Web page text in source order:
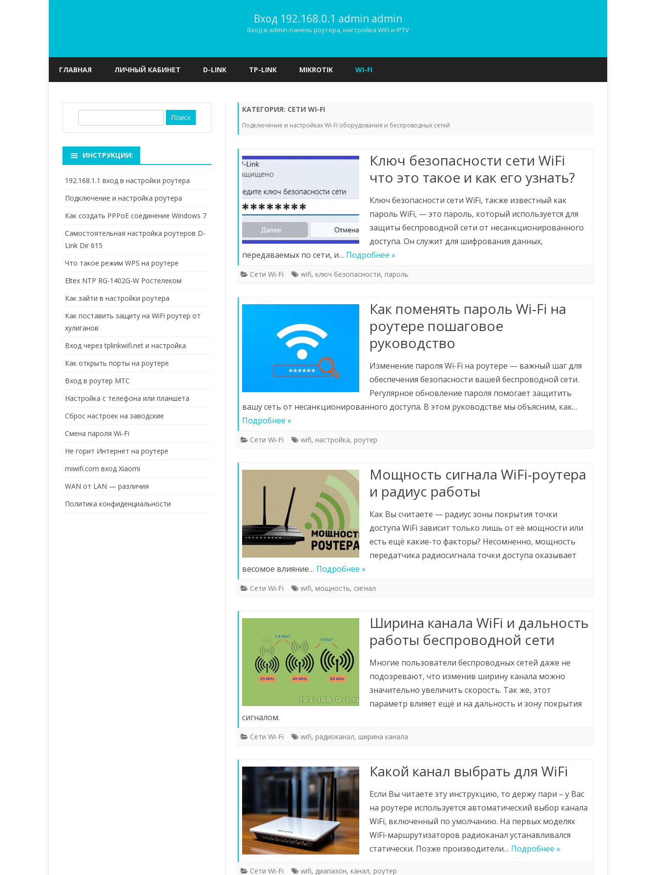
Вход 192.168.0.1 admin admin
Вход в admin-панель роутера, настройка WiFi и IPTV
ГЛАВНАЯ ЛИЧНЫЙ КАБИНЕТ D-LINK TP-LINK MIKROTIK WI-FI
КАТЕГОРИЯ: СЕТИ WI-FI
Подключение и настройках Wi-Fi оборудования и беспроводных сетей
Ключ безопасности сети WiFi
что это такое и как его узнать?
Ключ безопасности сети WiFi, также известный как
пароль WiFi, — это пароль, который используется для
защиты беспроводной сети от несанкционированного
доступа. Он служит для шифрования данных,
передаваемых по сети, и… Подробнее »
Сети Wi-Fi wifi, ключ безопасности, пароль
Как поменять пароль Wi-Fi на
роутере пошаговое
руководство
Изменение пароля Wi-Fi на роутере — важный шаг для
обеспечения безопасности вашей беспроводной сети.
Регулярное обновление пароля помогает защитить
вашу сеть от несанкционированного доступа. В этом руководстве мы объясним, как…
Подробнее »
Сети Wi-Fi wifi, настройка, роутер
Мощность сигнала WiFi-роутера
и радиус работы
Как Вы считаете — радиус зоны покрытия точки
доступа WiFi зависит только лишь от её мощности или
есть ещё какие-то факторы? Несомненно, мощность
передатчика радиосигнала точки доступа оказывает
весомое влияние… Подробнее »
Сети Wi-Fi wifi, мощность, сигнал
Ширина канала WiFi и дальность
работы беспроводной сети
Многие пользователи беспроводных сетей даже не
подозревают, что изменив ширину канала можно
значительно увеличить скорость. Так же, этот
параметр влияет ещё и на дальность и зону покрытия
сигналом.
Сети Wi-Fi wifi, радиоканал, ширина канала
Какой канал выбрать для WiFi
Если Вы читаете эту инструкцию, то держу пари – у Вас
на роутере используется автоматический выбор канала
WiFi, включенный по умолчанию. На первых моделях
WiFi-маршрутизаторов радиоканал устанавливался
статически. Позже производители… Подробнее »
Сети Wi-Fi wifi, диапазон, канал, роутер
ИНСТРУКЦИИ:
192.168.1.1 вход в настройки роутера
Подключение и настройка роутера
Как создать PPPoE соединение Windows 7
Самостоятельная настройка роутеров D-
Link Dir 615
Что такое режим WPS на роутере
Eltex NTP RG-1402G-W Ростелеком
Как зайти в настройки роутера
Как поставить защиту на WiFi роутер от
хулиганов
Вход через tplinkwifi.net и настройка
Как открыть порты на роутере
Вход в роутер МТС
Настройка с телефона или планшета
Сброс настроек на заводские
Смена пароля Wi-Fi
Не горит Интернет на роутере
miwifi.com вход Xiaomi
WAN от LAN — различия
Политика конфиденциальности